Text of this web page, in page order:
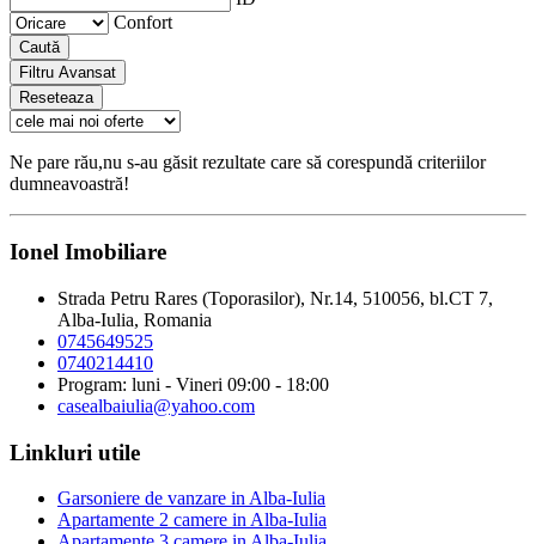
Confort
Caută
Filtru Avansat
Reseteaza
Ne pare rău,nu s-au găsit rezultate care să corespundă criteriilor
dumneavoastră!
Ionel Imobiliare
Strada Petru Rares (Toporasilor), Nr.14, 510056, bl.CT 7,
Alba-Iulia, Romania
0745649525
0740214410
Program: luni - Vineri 09:00 - 18:00
casealbaiulia@yahoo.com
Linkluri utile
Garsoniere de vanzare in Alba-Iulia
Apartamente 2 camere in Alba-Iulia